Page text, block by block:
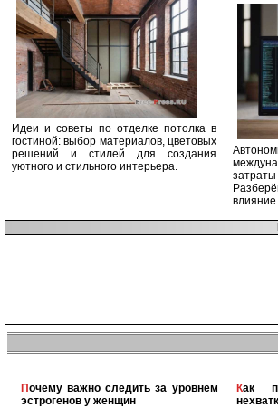
Идеи и советы по отделке потолка в
гостиной: выбор материалов, цветовых
решений и стилей для создания
уютного и стильного интерьера.
влияние
Почему важно следить за уровнем
эстрогенов у женщин
Как правильно питаться при